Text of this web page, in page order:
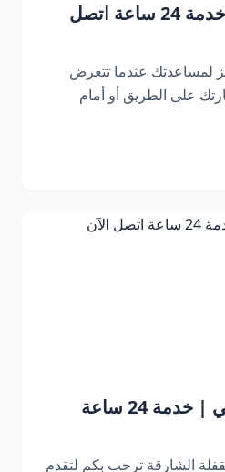
بنشر متنقل دبي | خدمة 24 ساعة اتصل
لمساعدتك عندما تتعرض
على الطريق أو أمام
فتح سيارات في دبي | خدمة 24 ساعة
الشارقة ترحب بكم لتقدم